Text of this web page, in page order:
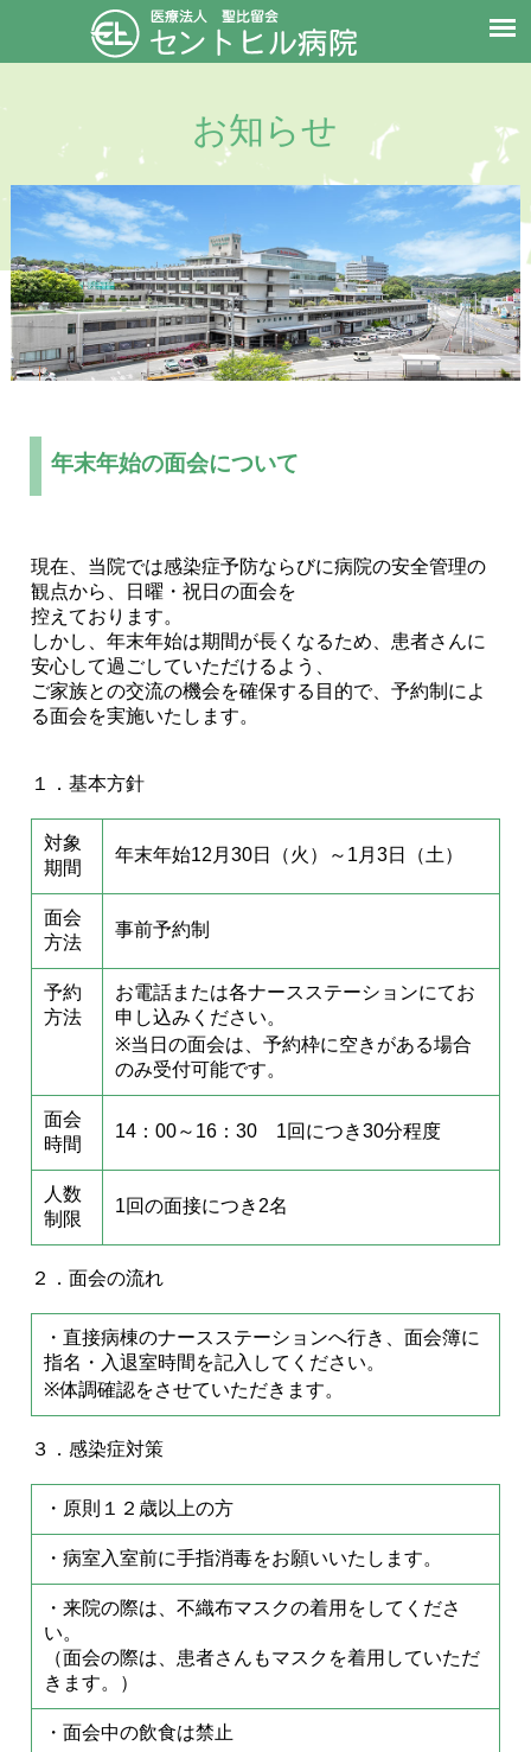
お知らせ
年末年始の面会について
現在、当院では感染症予防ならびに病院の安全管理の
観点から、日曜・祝日の面会を
控えております。
しかし、年末年始は期間が長くなるため、患者さんに
安心して過ごしていただけるよう、
ご家族との交流の機会を確保する目的で、予約制によ
る面会を実施いたします。
１．基本方針
対象
期間
年末年始12月30日（火）～1月3日（土）
面会
方法
事前予約制
予約
方法
お電話または各ナースステーションにてお
申し込みください。
※当日の面会は、予約枠に空きがある場合
のみ受付可能です。
面会
時間
14：00～16：30 1回につき30分程度
人数
制限
1回の面接につき2名
２．面会の流れ
・直接病棟のナースステーションへ行き、面会簿に
指名・入退室時間を記入してください。
※体調確認をさせていただきます。
３．感染症対策
・原則１２歳以上の方
・病室入室前に手指消毒をお願いいたします。
・来院の際は、不織布マスクの着用をしてくださ
い。
（面会の際は、患者さんもマスクを着用していただ
きます。）
・面会中の飲食は禁止